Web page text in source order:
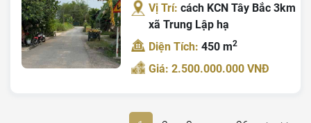
Vị Trí:cách KCN Tây Bắc 3km
xã Trung Lập hạ
Diện Tích:450 m2
Giá: 2.500.000.000 VNĐ